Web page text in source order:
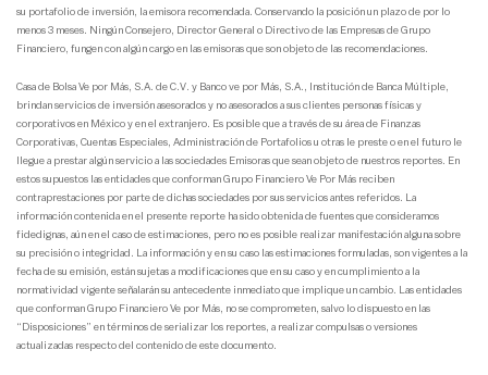
su portafolio de inversión, la emisora recomendada. Conservando la posición un plazo de por lo
menos 3 meses. Ningún Consejero, Director General o Directivo de las Empresas de Grupo
Financiero, fungen con algún cargo en las emisoras que son objeto de las recomendaciones.
Casa de Bolsa Ve por Más, S.A. de C.V. y Banco ve por Más, S.A., Institución de Banca Múltiple,
brindan servicios de inversión asesorados y no asesorados a sus clientes personas físicas y
corporativos en México y en el extranjero. Es posible que a través de su área de Finanzas
Corporativas, Cuentas Especiales, Administración de Portafolios u otras le preste o en el futuro le
llegue a prestar algún servicio a las sociedades Emisoras que sean objeto de nuestros reportes. En
estos supuestos las entidades que conforman Grupo Financiero Ve Por Más reciben
contraprestaciones por parte de dichas sociedades por sus servicios antes referidos. La
información contenida en el presente reporte ha sido obtenida de fuentes que consideramos
fidedignas, aún en el caso de estimaciones, pero no es posible realizar manifestación alguna sobre
su precisión o integridad. La información y en su caso las estimaciones formuladas, son vigentes a la
fecha de su emisión, están sujetas a modificaciones que en su caso y en cumplimiento a la
normatividad vigente señalarán su antecedente inmediato que implique un cambio. Las entidades
que conforman Grupo Financiero Ve por Más, no se comprometen, salvo lo dispuesto en las
“Disposiciones” en términos de serializar los reportes, a realizar compulsas o versiones
actualizadas respecto del contenido de este documento.